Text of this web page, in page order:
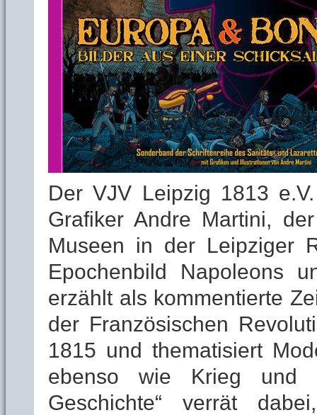
Der VJV Leipzig 1813
Grafiker Andre Martini,
Museen in der Leipziger
Epochenbild Napoleons
erzählt als kommentierte
der Französischen
1815 und thematisiert
ebenso wie Krieg und
Geschichte“ verrät